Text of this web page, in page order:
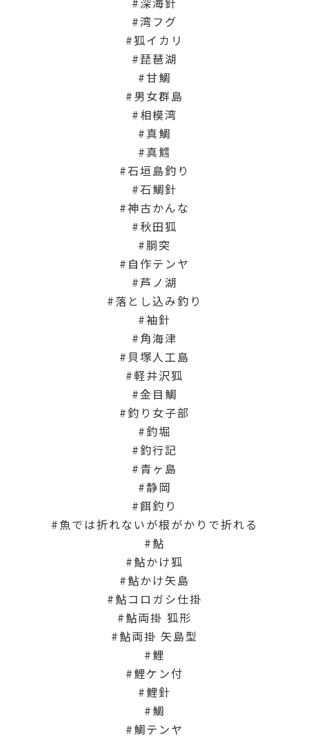
湾フグ
狐イカリ
琵琶湖
甘鯛
男女群島
相模湾
真鯛
真鱈
石垣島釣り
石鯛針
神古かんな
秋田狐
胴突
自作テンヤ
芦ノ湖
落とし込み釣り
袖針
角海津
貝塚人工島
軽井沢狐
金目鯛
釣り女子部
釣堀
釣行記
青ヶ島
静岡
餌釣り
魚では折れないが根がかりで折れる
鮎
鮎かけ狐
鮎かけ矢島
鮎コロガシ仕掛
鮎両掛 狐形
鮎両掛 矢島型
鯉
鯉ケン付
鯉針
鯛
鯛テンヤ